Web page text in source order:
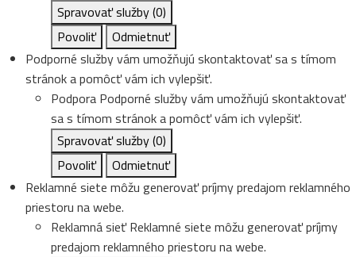
Spravovať služby(0)
Povoliť
Odmietnuť
Podporné služby vám umožňujú skontaktovať sa s tímom
stránok a pomôcť vám ich vylepšiť.
Podpora Podporné služby vám umožňujú skontaktovať
sa s tímom stránok a pomôcť vám ich vylepšiť.
Spravovať služby(0)
Povoliť
Odmietnuť
Reklamné siete môžu generovať príjmy predajom reklamného
priestoru na webe.
Reklamná sieť Reklamné siete môžu generovať príjmy
predajom reklamného priestoru na webe.